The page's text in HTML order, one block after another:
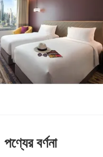
পণ্যের বর্ণনা